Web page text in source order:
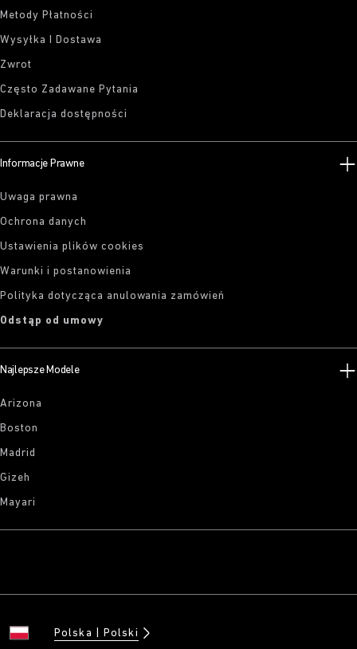
Metody Płatności
Wysyłka I Dostawa
Zwrot
Często Zadawane Pytania
Deklaracja dostępności
Informacje Prawne
Uwaga prawna
Ochrona danych
Ustawienia plików cookies
Warunki i postanowienia
Polityka dotycząca anulowania zamówień
Odstąp od umowy
Najlepsze Modele
Arizona
Boston
Madrid
Gizeh
Mayari
Polska Polski